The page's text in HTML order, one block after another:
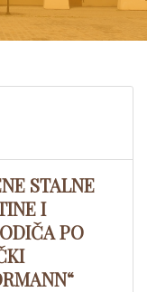
STALNE
I
PO